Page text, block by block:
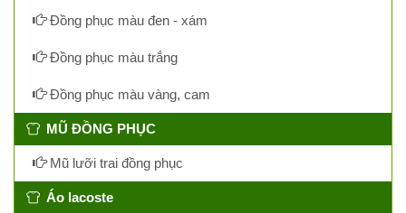
Đồng phục màu đen - xám
Đồng phục màu trắng
Đồng phục màu vàng, cam
MŨ ĐỒNG PHỤC
Mũ lưỡi trai đồng phục
Áo lacoste